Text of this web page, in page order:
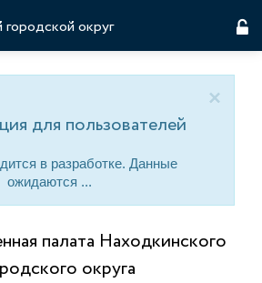
округ
×
для пользователей
в разработке. Данные
ожидаются ...
палата Находкинского
округа